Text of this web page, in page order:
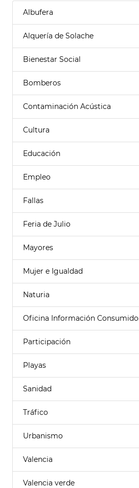
Albufera
Alquería de Solache
Bienestar Social
Bomberos
Contaminación Acústica
Cultura
Educación
Empleo
Fallas
Feria de Julio
Mayores
Mujer e Igualdad
Naturia
Oficina Información
Participación
Playas
Sanidad
Tráfico
Urbanismo
Valencia
Valencia verde